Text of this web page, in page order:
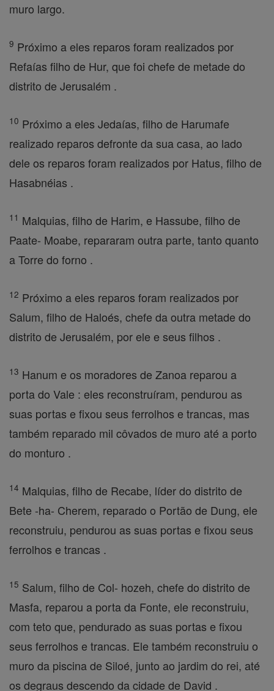
muro largo.
9 Próximo a eles reparos foram realizados por
Refaías filho de Hur, que foi chefe de metade do
distrito de Jerusalém .
10 Próximo a eles Jedaías, filho de Harumafe
realizado reparos defronte da sua casa, ao lado
dele os reparos foram realizados por Hatus, filho de
Hasabnéias .
11 Malquias, filho de Harim, e Hassube, filho de
Paate- Moabe, repararam outra parte, tanto quanto
a Torre do forno .
12 Próximo a eles reparos foram realizados por
Salum, filho de Haloés, chefe da outra metade do
distrito de Jerusalém, por ele e seus filhos .
13 Hanum e os moradores de Zanoa reparou a
porta do Vale : eles reconstruíram, pendurou as
suas portas e fixou seus ferrolhos e trancas, mas
também reparado mil côvados de muro até a porto
do monturo .
14 Malquias, filho de Recabe, líder do distrito de
Bete -ha- Cherem, reparado o Portão de Dung, ele
reconstruiu, pendurou as suas portas e fixou seus
ferrolhos e trancas .
15 Salum, filho de Col- hozeh, chefe do distrito de
Masfa, reparou a porta da Fonte, ele reconstruiu,
com teto que, pendurado as suas portas e fixou
seus ferrolhos e trancas. Ele também reconstruiu o
muro da piscina de Siloé, junto ao jardim do rei, até
os degraus descendo da cidade de David .